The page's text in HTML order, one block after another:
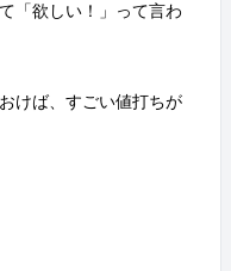
「欲しい！」って言わ
けば、すごい値打ちが